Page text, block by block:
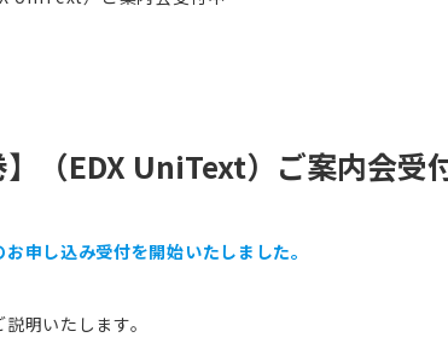
（EDX UniText）ご案内会受
申し込み受付を開始いたしました。
明いたします。